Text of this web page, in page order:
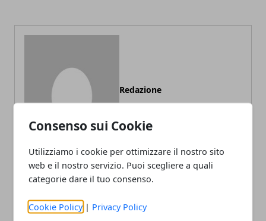
Consenso sui Cookie
Utilizziamo i cookie per ottimizzare il nostro sito
web e il nostro servizio. Puoi scegliere a quali
categorie dare il tuo consenso.
Cookie Policy | Privacy Policy
Redazione
ARTICOLI CORRELATI